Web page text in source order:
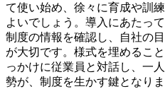
て使い始め、徐々に育成や訓
よいでしょう。導入にあたっ
制度の情報を確認し、自社の
が大切です。様式を埋めるこ
っかけに従業員と対話し、一
勢が、制度を生かす鍵となり